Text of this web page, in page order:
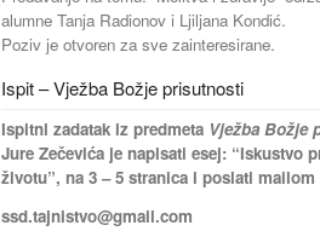
alumne Tanja Radionov i Ljiljana Kondić.
Poziv je otvoren za sve zainteresirane.
Ispit – Vježba Božje prisutnosti
Ispitni zadatak iz predmeta Vježba
Jure Zečevića je napisati esej: “Iskustvo
životu”, na 3 – 5 stranica i poslati mailom
ssd.tajnistvo@gmail.com